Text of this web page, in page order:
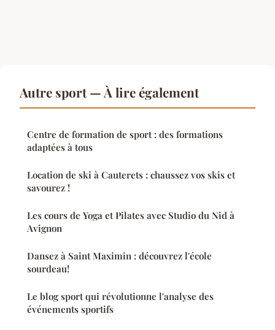
Autre sport — À lire également
Centre de formation de sport : des formations
adaptées à tous
Location de ski à Cauterets : chaussez vos skis et
savourez !
Les cours de Yoga et Pilates avec Studio du Nid à
Avignon
Dansez à Saint Maximin : découvrez l'école
sourdeau!
Le blog sport qui révolutionne l'analyse des
événements sportifs